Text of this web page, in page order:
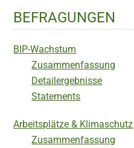
BEFRAGUNGEN
BIP-Wachstum
Zusammenfassung
Detailergebnisse
Statements
Arbeitsplätze & Klimaschutz
Zusammenfassung